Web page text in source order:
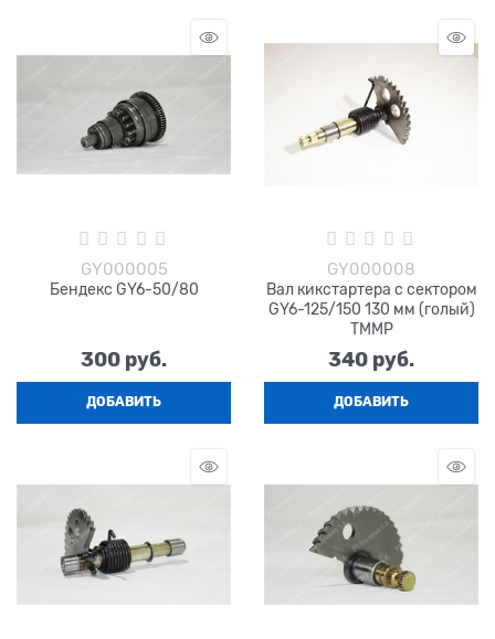
GY000005
Бендекс GY6-50/80
300 руб.
ДОБАВИТЬ
GY000008
Вал кикстартера с сектором
GY6-125/150 130 мм (голый)
TMMP
340 руб.
ДОБАВИТЬ